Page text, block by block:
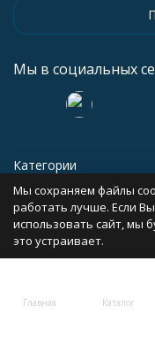
Главная Каталог
Мы в социальных
Категории
Информация
Политика
Мы сохраняем файлы
работать лучше. Если
использовать сайт, мы
это устраивает.